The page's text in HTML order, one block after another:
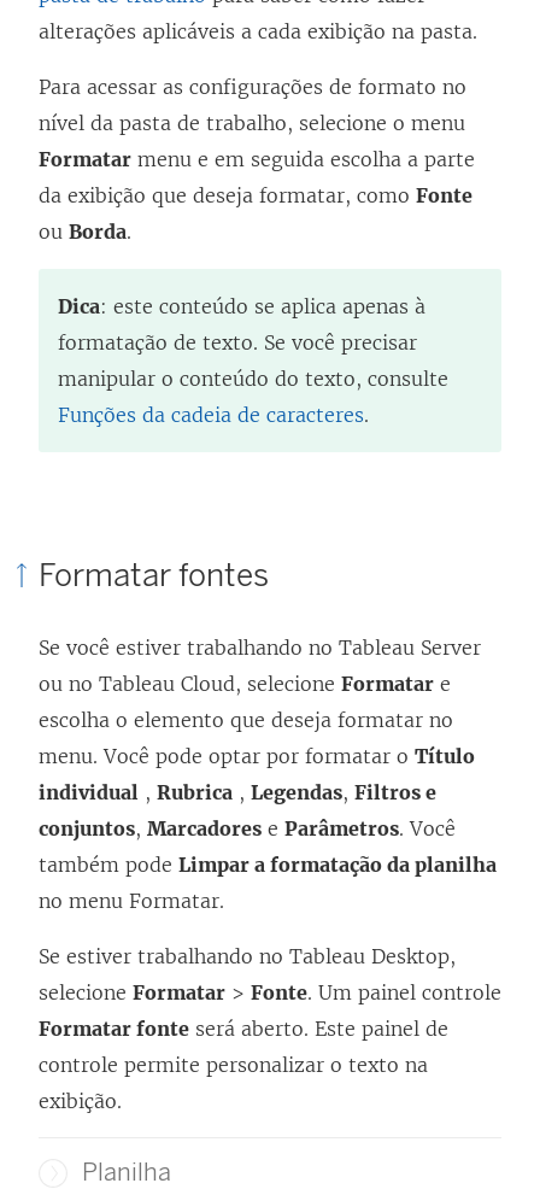
alterações aplicáveis a cada exibição na pasta.
Para acessar as configurações de formato no
nível da pasta de trabalho, selecione o menu
Formatar menu e em seguida escolha a parte
da exibição que deseja formatar, como Fonte
ou Borda.
Dica: este conteúdo se aplica apenas à
formatação de texto. Se você precisar
manipular o conteúdo do texto, consulte
Funções da cadeia de caracteres.
Formatar fontes
Se você estiver trabalhando no Tableau Server
ou no Tableau Cloud, selecione Formatar e
escolha o elemento que deseja formatar no
menu. Você pode optar por formatar o Título
individual , Rubrica , Legendas, Filtros e
conjuntos, Marcadores e Parâmetros. Você
também pode Limpar a formatação da planilha
no menu Formatar.
Se estiver trabalhando no Tableau Desktop,
selecione Formatar > Fonte. Um painel controle
Formatar fonte será aberto. Este painel de
controle permite personalizar o texto na
exibição.
Planilha